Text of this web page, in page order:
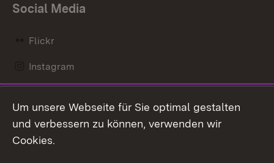
Social Media
Flickr
Instagram
Mastodon
Messenger
Um unsere Webseite für Sie optimal gestalten
und verbessern zu können, verwenden wir
Cookies.